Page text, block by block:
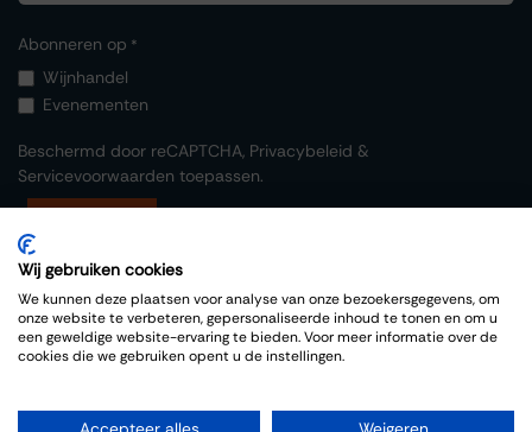
Abonneren op *
Wijnhandel
Evenementen
Beschermd door reCAPTCHA, Privacybeleid &
Servicevoorwaarden toepassen.
Wij gebruiken cookies
We kunnen deze plaatsen voor analyse van onze bezoekersgegevens, om
onze website te verbeteren, gepersonaliseerde inhoud te tonen en om u
een geweldige website-ervaring te bieden. Voor meer informatie over de
cookies die we gebruiken opent u de instellingen.